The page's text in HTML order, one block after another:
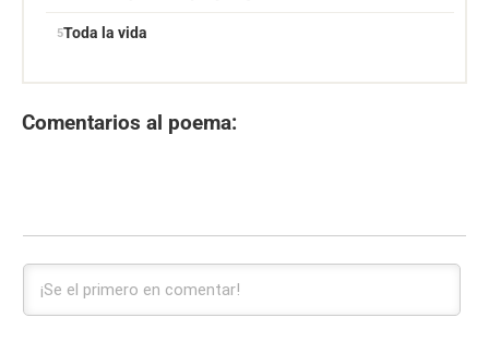
Toda la vida
Comentarios al poema: